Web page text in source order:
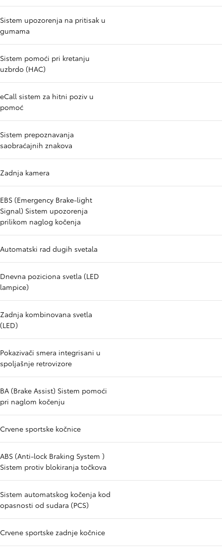
Sistem upozorenja na pritisak u
gumama
Sistem pomoći pri kretanju
uzbrdo (HAC)
eCall sistem za hitni poziv u
pomoć
Sistem prepoznavanja
saobraćajnih znakova
Zadnja kamera
EBS (Emergency Brake-light
Signal) Sistem upozorenja
prilikom naglog kočenja
Automatski rad dugih svetala
Dnevna poziciona svetla (LED
lampice)
Zadnja kombinovana svetla
(LED)
Pokazivači smera integrisani u
spoljašnje retrovizore
BA (Brake Assist) Sistem pomoći
pri naglom kočenju
Crvene sportske kočnice
ABS (Anti-lock Braking System )
Sistem protiv blokiranja točkova
Sistem automatskog kočenja kod
opasnosti od sudara (PCS)
Crvene sportske zadnje kočnice